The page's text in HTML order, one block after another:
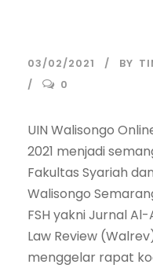
03/02/2021 BY
0
UIN Walisongo
2021 menjadi
Fakultas Syariah
Walisongo
FSH yakni Jurnal
Law Review
menggelar rapat